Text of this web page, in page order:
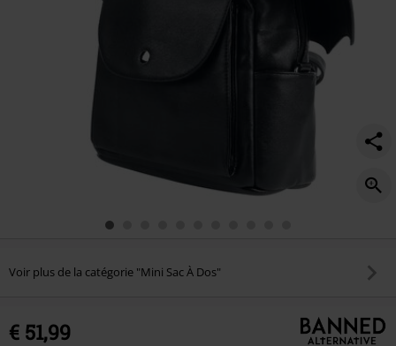
Voir plus de la catégorie "Mini Sac À Dos"
€ 51,99